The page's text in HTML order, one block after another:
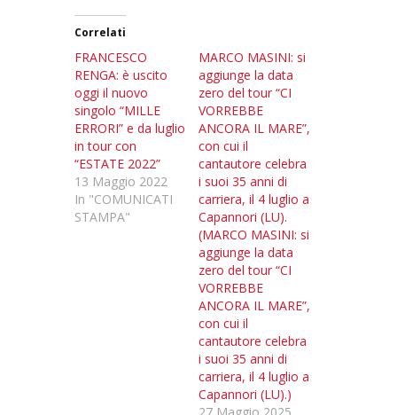
Correlati
FRANCESCO
RENGA: è uscito
oggi il nuovo
singolo “MILLE
ERRORI” e da luglio
in tour con
“ESTATE 2022”
13 Maggio 2022
In "COMUNICATI
STAMPA"
MARCO MASINI: si
aggiunge la data
zero del tour “CI
VORREBBE
ANCORA IL MARE”,
con cui il
cantautore celebra
i suoi 35 anni di
carriera, il 4 luglio a
Capannori (LU).
(MARCO MASINI: si
aggiunge la data
zero del tour “CI
VORREBBE
ANCORA IL MARE”,
con cui il
cantautore celebra
i suoi 35 anni di
carriera, il 4 luglio a
Capannori (LU).)